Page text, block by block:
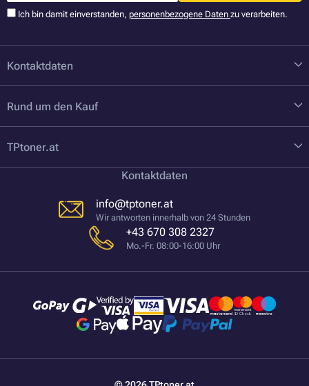
Ich bin damit einverstanden, personenbezogene Daten zu verarbeiten.
Kontaktdaten
Rund um den Kauf
TPtoner.at
Kontaktdaten
info@tptoner.at
Wir antworten innerhalb von 24 Stunden
+43 670 308 2327
Mo.-Fr. 08:00-16:00 Uhr